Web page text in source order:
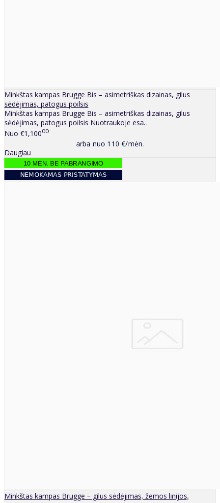
Minkštas kampas Brugge Bis – asimetriškas dizainas, gilus
sėdėjimas, patogus poilsis
Minkštas kampas Brugge Bis – asimetriškas dizainas, gilus
sėdėjimas, patogus poilsis Nuotraukoje esa..
Nuo €1,10000
arba nuo 110 €/mėn.
Daugiau
Minkštas kampas Brugge – gilus sėdėjimas, žemos linijos,